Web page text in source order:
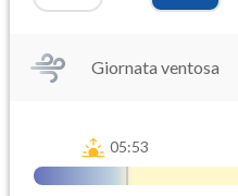
Giornata ventosa
05:53